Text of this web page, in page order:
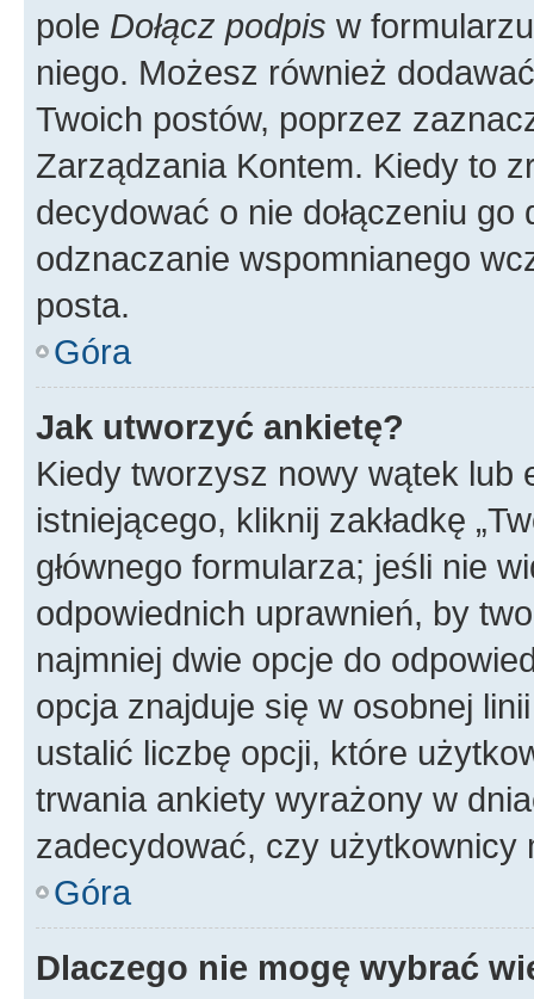
pole Dołącz podpis w
niego. Możesz również
Twoich postów, poprzez
Zarządzania Kontem. Kiedy to
decydować o nie dołączeniu
odznaczanie wspomnianego
posta.
Góra
Jak utworzyć ankietę?
Kiedy tworzysz nowy wątek lub
istniejącego, kliknij zakładkę
głównego formularza; jeśli nie
odpowiednich uprawnień, by
najmniej dwie opcje do
opcja znajduje się w osobnej
ustalić liczbę opcji, które
trwania ankiety wyrażony w
zadecydować, czy użytkownicy
Góra
Dlaczego nie mogę wybrać